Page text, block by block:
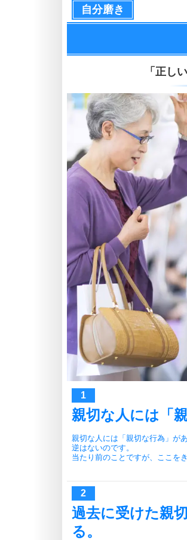
自分磨き
「正し
親切な人には「
親切な人には「親切な行為」があ
逆はないのです。
当たり前のことですが、ここを
過去に受けた親
る。